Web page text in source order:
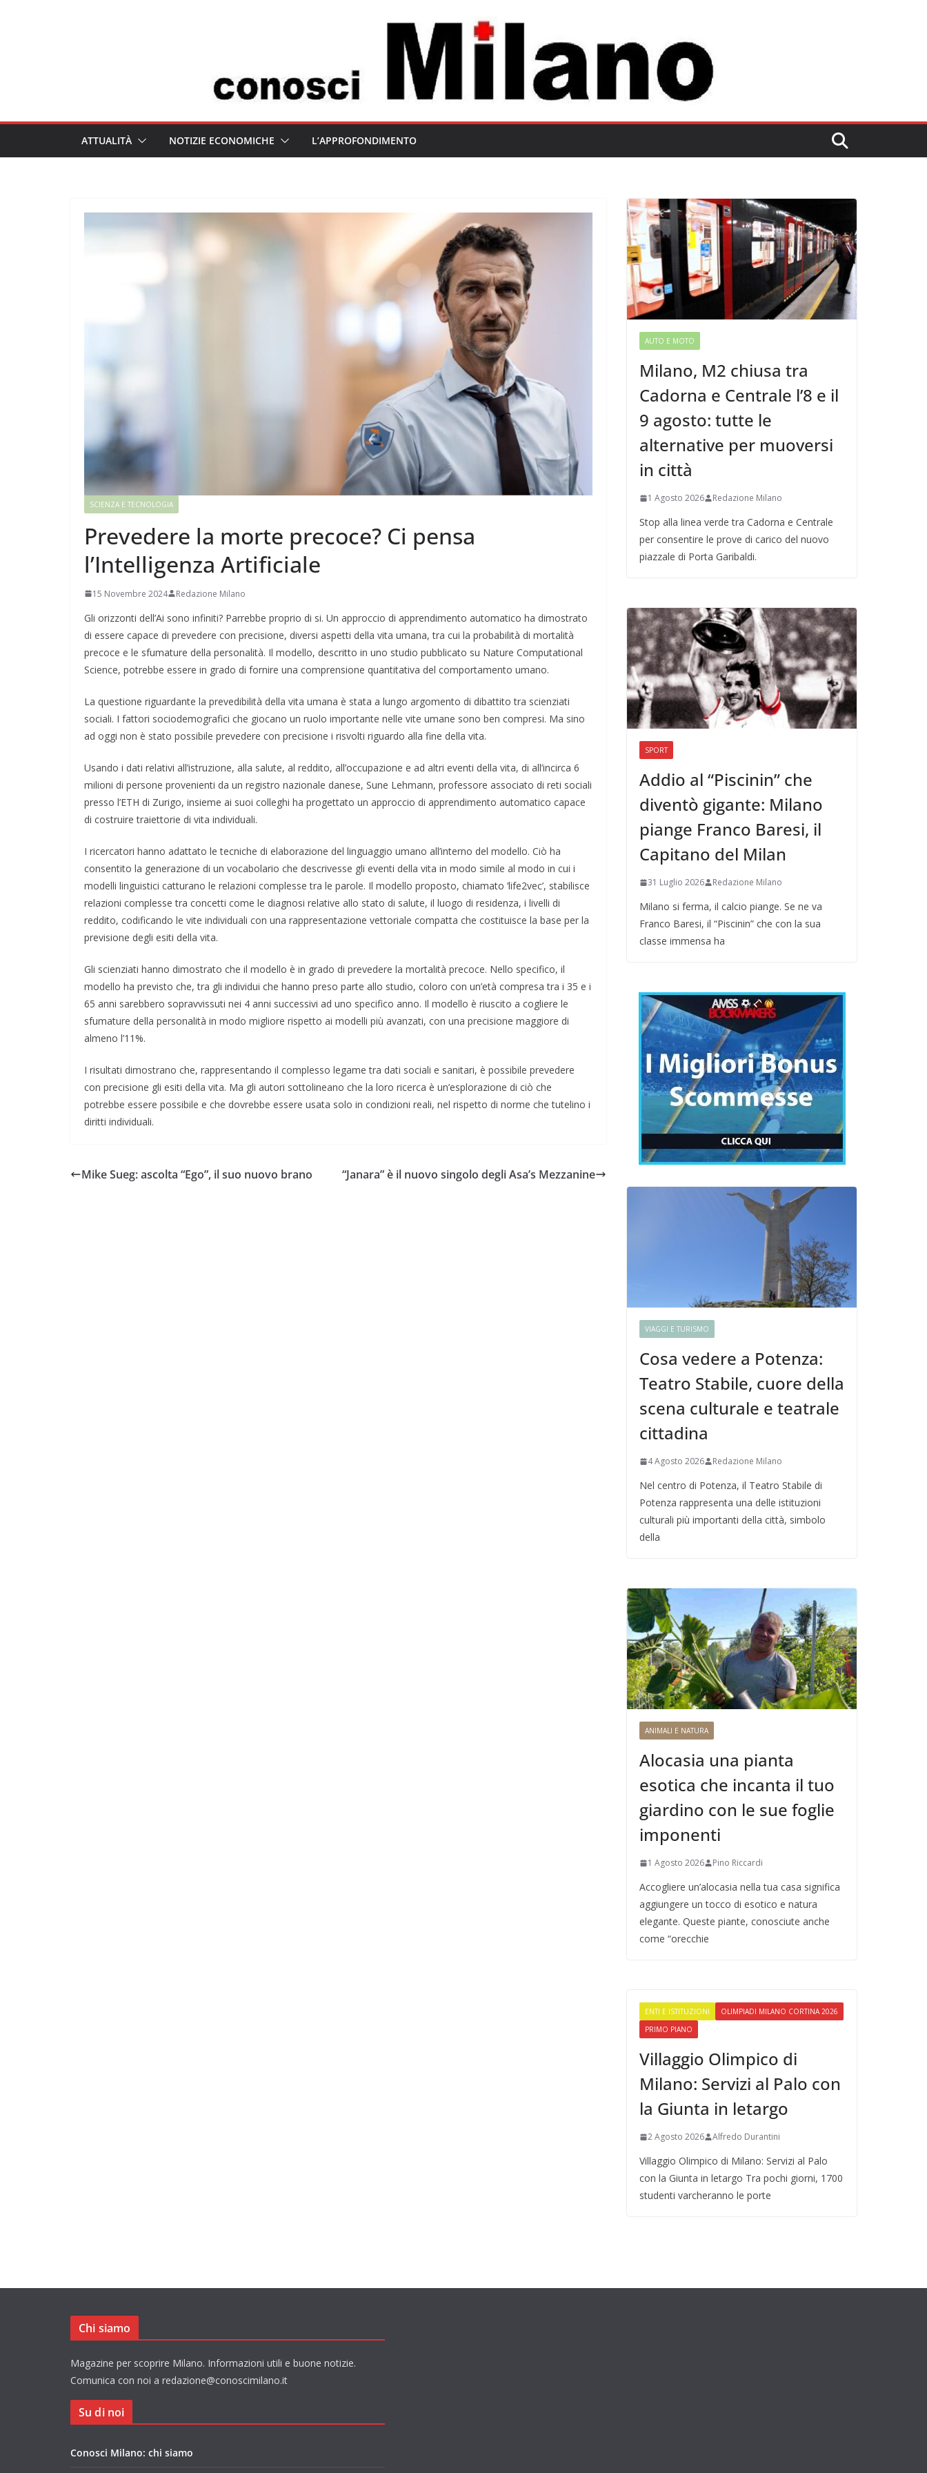
ATTUALITÀ NOTIZIE ECONOMICHE L’APPROFONDIMENTO
SCIENZA E TECNOLOGIA
Prevedere la morte precoce? Ci pensa
l’Intelligenza Artificiale
15 Novembre 2024 Redazione Milano
Gli orizzonti dell’Ai sono infiniti? Parrebbe proprio di si. Un approccio di apprendimento automatico ha dimostrato
di essere capace di prevedere con precisione, diversi aspetti della vita umana, tra cui la probabilità di mortalità
precoce e le sfumature della personalità. Il modello, descritto in uno studio pubblicato su Nature Computational
Science, potrebbe essere in grado di fornire una comprensione quantitativa del comportamento umano.
La questione riguardante la prevedibilità della vita umana è stata a lungo argomento di dibattito tra scienziati
sociali. I fattori sociodemografici che giocano un ruolo importante nelle vite umane sono ben compresi. Ma sino
ad oggi non è stato possibile prevedere con precisione i risvolti riguardo alla fine della vita.
Usando i dati relativi all’istruzione, alla salute, al reddito, all’occupazione e ad altri eventi della vita, di all’incirca 6
milioni di persone provenienti da un registro nazionale danese, Sune Lehmann, professore associato di reti sociali
presso l’ETH di Zurigo, insieme ai suoi colleghi ha progettato un approccio di apprendimento automatico capace
di costruire traiettorie di vita individuali.
I ricercatori hanno adattato le tecniche di elaborazione del linguaggio umano all’interno del modello. Ciò ha
consentito la generazione di un vocabolario che descrivesse gli eventi della vita in modo simile al modo in cui i
modelli linguistici catturano le relazioni complesse tra le parole. Il modello proposto, chiamato ‘life2vec’, stabilisce
relazioni complesse tra concetti come le diagnosi relative allo stato di salute, il luogo di residenza, i livelli di
reddito, codificando le vite individuali con una rappresentazione vettoriale compatta che costituisce la base per la
previsione degli esiti della vita.
Gli scienziati hanno dimostrato che il modello è in grado di prevedere la mortalità precoce. Nello specifico, il
modello ha previsto che, tra gli individui che hanno preso parte allo studio, coloro con un’età compresa tra i 35 e i
65 anni sarebbero sopravvissuti nei 4 anni successivi ad uno specifico anno. Il modello è riuscito a cogliere le
sfumature della personalità in modo migliore rispetto ai modelli più avanzati, con una precisione maggiore di
almeno l’11%.
I risultati dimostrano che, rappresentando il complesso legame tra dati sociali e sanitari, è possibile prevedere
con precisione gli esiti della vita. Ma gli autori sottolineano che la loro ricerca è un’esplorazione di ciò che
potrebbe essere possibile e che dovrebbe essere usata solo in condizioni reali, nel rispetto di norme che tutelino i
diritti individuali.
Mike Sueg: ascolta “Ego”, il suo nuovo brano “Janara” è il nuovo singolo degli Asa’s Mezzanine
AUTO E MOTO
Milano, M2 chiusa tra
Cadorna e Centrale l’8 e il
9 agosto: tutte le
alternative per muoversi
in città
1 Agosto 2026 Redazione Milano
Stop alla linea verde tra Cadorna e Centrale
per consentire le prove di carico del nuovo
piazzale di Porta Garibaldi.
SPORT
Addio al “Piscinin” che
diventò gigante: Milano
piange Franco Baresi, il
Capitano del Milan
31 Luglio 2026 Redazione Milano
Milano si ferma, il calcio piange. Se ne va
Franco Baresi, il “Piscinin” che con la sua
classe immensa ha
VIAGGI E TURISMO
Cosa vedere a Potenza:
Teatro Stabile, cuore della
scena culturale e teatrale
cittadina
4 Agosto 2026 Redazione Milano
Nel centro di Potenza, il Teatro Stabile di
Potenza rappresenta una delle istituzioni
culturali più importanti della città, simbolo
della
ANIMALI E NATURA
Alocasia una pianta
esotica che incanta il tuo
giardino con le sue foglie
imponenti
1 Agosto 2026 Pino Riccardi
Accogliere un’alocasia nella tua casa significa
aggiungere un tocco di esotico e natura
elegante. Queste piante, conosciute anche
come “orecchie
ENTI E ISTITUZIONI
OLIMPIADI MILANO CORTINA 2026
PRIMO PIANO
Villaggio Olimpico di
Milano: Servizi al Palo con
la Giunta in letargo
2 Agosto 2026 Alfredo Durantini
Villaggio Olimpico di Milano: Servizi al Palo
con la Giunta in letargo Tra pochi giorni, 1700
studenti varcheranno le porte
Chi siamo
Magazine per scoprire Milano. Informazioni utili e buone notizie.
Comunica con noi a redazione@conoscimilano.it
Su di noi
Conosci Milano: chi siamo